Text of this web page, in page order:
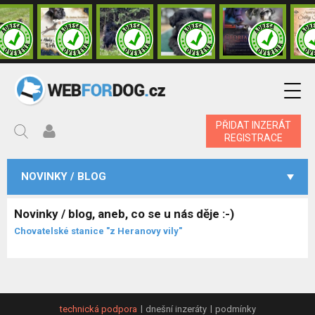
PŘIDAT INZERÁT
REGISTRACE
NOVINKY / BLOG
Novinky / blog, aneb, co se u nás děje :-)
Chovatelské stanice "z Heranovy vily"
technická podpora dnešní inzeráty podmínky